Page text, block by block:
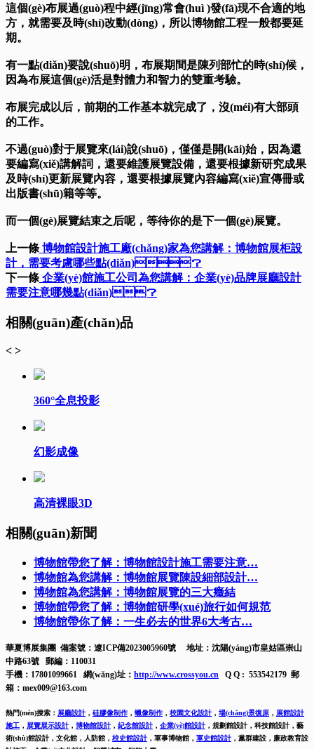
這個(gè)布展過(guò)程中經(jīng)常會(huì )發(fā)現不合適的地
方，就需要及時(shí)改動(dòng)，所以博物館工程一般都要延
期。
有一點(diǎn)要說(shuō)明，布展期間是陳列部忙的時(shí)候，
因為布展這個(gè)活是對體力和智力的雙重考驗。
布展完成以后，前期的工作基本就完成了，沒(méi)有大部頭
的工作。
不過(guò)對于展覽來(lái)說(shuō)，僅僅是開(kāi)始，因為還
要編寫(xiě)講解詞，還要維護展覽設備，還要根據新研究成果
及時(shí)更新展覽內容，還要根據展覽內容編寫(xiě)宣傳冊或
出版書(shū)籍等等。
而一個(gè)展覽結束之后呢，等待你的是下一個(gè)展覽。
上一條 博物館設計施工廠(chǎng)家為您講解：博物館展柜設
計，需要考慮哪些點(diǎn)？
下一條 企業(yè)館施工公司為您講解：企業(yè)品牌展廳設計
需要注意哪幾點(diǎn)？
相關(guān)產(chǎn)品
< >
360°全息投影
幻影成像
高清裸眼3D
相關(guān)新聞
博物館帶您了解：博物館設計施工需要注意…
博物館為您講解：博物館展覽陳設細部設計…
博物館為您講解：博物館展覽的三大癥結
博物館帶您了解：博物館研學(xué)旅行如何規范
博物館帶你了解：一生必去的世界6大考古…
華夏博展集團 備案號： 遼ICP備2023005960號
地址：沈陽(yáng)市皇姑區崇山
中路63號 郵編：110031
手機：17801099661 網(wǎng)址： http://www.crossyou.cn Q Q : 553542179 郵
箱：mex009@163.com
熱門(mén)搜索： 展廳設計 ， 硅膠像制作 ， 蠟像制作 ， 校園文化設計 ， 場(chǎng)景復原 ， 展館設計
施工 ， 展覽展示設計 ， 博物館設計 ， 紀念館設計 ， 企業(yè)館設計 ， 規劃館設計，科技館設計，藝
術(shù)館設計，文化館，人防館， 校史館設計 ， 軍事博物館， 軍史館設計 ， 黨群建設，廉政教育設